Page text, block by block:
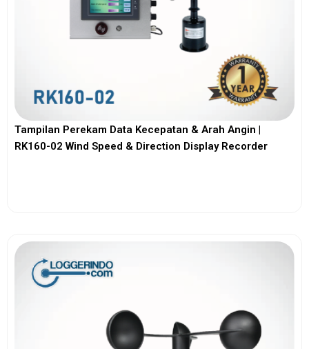
Tampilan Perekam Data Kecepatan & Arah Angin |
RK160-02 Wind Speed & Direction Display Recorder